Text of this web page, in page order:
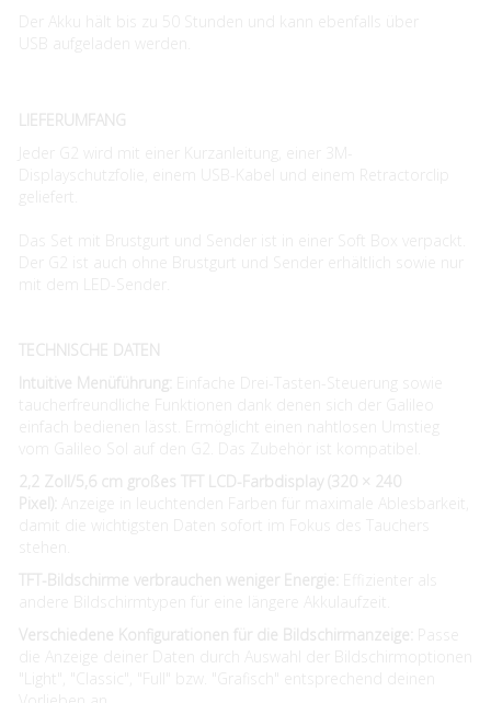
Der Akku hält bis zu 50 Stunden und kann ebenfalls über
USB aufgeladen werden.
LIEFERUMFANG
Jeder G2 wird mit einer Kurzanleitung, einer 3M-
Displayschutzfolie, einem USB-Kabel und einem Retractorclip
geliefert.
Das Set mit Brustgurt und Sender ist in einer Soft Box verpackt.
Der G2 ist auch ohne Brustgurt und Sender erhältlich sowie nur
mit dem LED-Sender.
TECHNISCHE DATEN
Intuitive Menüführung:
Einfache Drei-Tasten-Steuerung sowie
taucherfreundliche Funktionen dank denen sich der Galileo
einfach bedienen lässt. Ermöglicht einen nahtlosen Umstieg
vom Galileo Sol auf den G2. Das Zubehör ist kompatibel.
2,2 Zoll/5,6 cm großes TFT LCD-Farbdisplay (320 × 240
Pixel):
Anzeige in leuchtenden Farben für maximale Ablesbarkeit,
damit die wichtigsten Daten sofort im Fokus des Tauchers
stehen.
TFT-Bildschirme verbrauchen weniger Energie:
Effizienter als
andere Bildschirmtypen für eine längere Akkulaufzeit.
Verschiedene Konfigurationen für die Bildschirmanzeige:
die Anzeige deiner Daten durch Auswahl der Bildschirmoptionen
"Light", "Classic", "Full" bzw. "Grafisch" entsprechend deinen